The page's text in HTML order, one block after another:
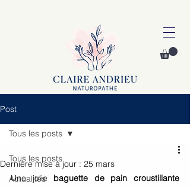
Post
Tous les posts
Actualités
Tous les posts
Dernière mise à jour : 25 mars
Une jolie baguette de pain croustillante